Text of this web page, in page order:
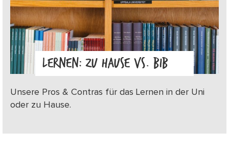
LERNEN: ZU HAUSE VS. BIB
Unsere Pros & Contras für das Lernen in der Uni
oder zu Hause.